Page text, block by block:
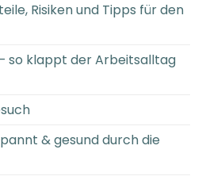
Risiken und Tipps für den
so klappt der Arbeitsalltag
& gesund durch die